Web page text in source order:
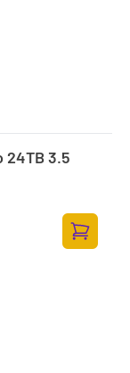
24TB 3.5
Zum